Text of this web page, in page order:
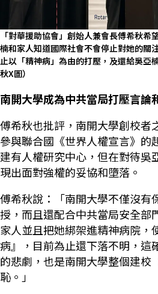
「對華援助協會」創始人兼會長傅希秋希
楠和家人知道國際社會不會停止對她的關
止以「精神病」為由的打壓，及還給吳亞
秋X圖）
南開大學成為中共當局打壓言論
傅希秋也批評，南開大學創校者
參與聯合國《世界人權宣言》的
建有人權研究中心，但在對待吳
現出面對強權的妥協和墮落。
傅希秋說：「南開大學不僅沒有
授，而且還配合中共當局安全部
家人並且把她綁架進精神病院，
病』，目前為止還下落不明，這
的悲劇，也是南開大學整個建校
恥。」